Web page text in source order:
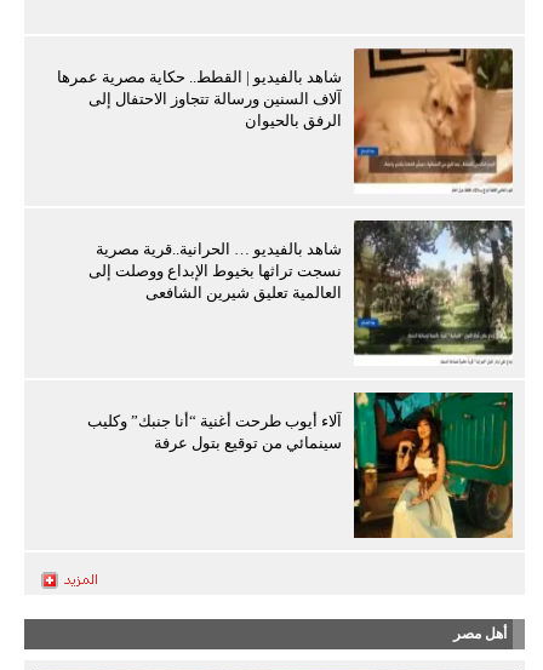
شاهد بالفيديو | القطط.. حكاية مصرية عمرها
آلاف السنين ورسالة تتجاوز الاحتفال إلى
الرفق بالحيوان
شاهد بالفيديو … الحرانية..قرية مصرية
نسجت تراثها بخيوط الإبداع ووصلت إلى
العالمية تعليق شيرين الشافعى
آلاء أيوب طرحت أغنية “أنا جنبك” وكليب
سينمائي من توقيع بتول عرفة
أهل مصر